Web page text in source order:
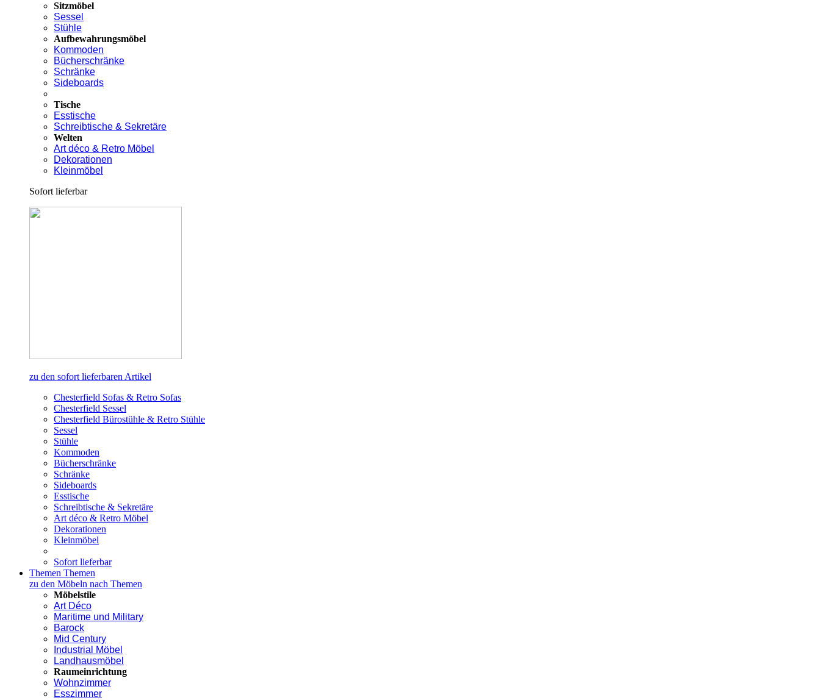
Sitzmöbel
Sessel
Stühle
Aufbewahrungsmöbel
Kommoden
Bücherschränke
Schränke
Sideboards
Tische
Esstische
Schreibtische & Sekretäre
Welten
Art déco & Retro Möbel
Dekorationen
Kleinmöbel
Sofort lieferbar
zu den sofort lieferbaren Artikel
Chesterfield Sofas & Retro Sofas
Chesterfield Sessel
Chesterfield Bürostühle & Retro Stühle
Sessel
Stühle
Kommoden
Bücherschränke
Schränke
Sideboards
Esstische
Schreibtische & Sekretäre
Art déco & Retro Möbel
Dekorationen
Kleinmöbel
Sofort lieferbar
Themen Themen
zu den Möbeln nach Themen
Möbelstile
Art Déco
Maritime und Military
Barock
Mid Century
Industrial Möbel
Landhausmöbel
Raumeinrichtung
Wohnzimmer
Esszimmer